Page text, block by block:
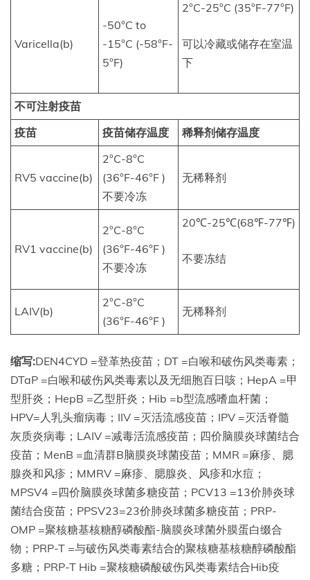
Varicella(b)
-50°C to
-15°C (-58°F-
5°F)
2°C-25°C (35°F-77°F)
可以冷藏或储存在室温
下
不可注射疫苗
疫苗
疫苗储存温度 稀释剂储存温度
RV5 vaccine(b)
2°C-8°C
(36°F-46°F )
不要冷冻
无稀释剂
RV1 vaccine(b)
2°C-8°C
(36°F-46°F )
不要冷冻
20℃-25℃(68℉-77℉)
不要冻结
LAIV(b)
2°C-8°C
(36°F-46°F )
无稀释剂
缩写:DEN4CYD =登革热疫苗；DT =白喉和破伤风类毒素；
DTaP =白喉和破伤风类毒素以及无细胞百日咳；HepA =甲
型肝炎；HepB =乙型肝炎；Hib =b型流感嗜血杆菌；
HPV=人乳头瘤病毒；IIV =灭活流感疫苗；IPV =灭活脊髓
灰质炎病毒；LAIV =减毒活流感疫苗；四价脑膜炎球菌结合
疫苗；MenB =血清群B脑膜炎球菌疫苗；MMR =麻疹、腮
腺炎和风疹；MMRV =麻疹、腮腺炎、风疹和水痘；
MPSV4 =四价脑膜炎球菌多糖疫苗；PCV13 =13价肺炎球
菌结合疫苗；PPSV23=23价肺炎球菌多糖疫苗；PRP-
OMP =聚核糖基核糖醇磷酸酯-脑膜炎球菌外膜蛋白缀合
物；PRP-T =与破伤风类毒素结合的聚核糖基核糖醇磷酸酯
多糖；PRP-T Hib =聚核糖磷酸破伤风类毒素结合Hib疫